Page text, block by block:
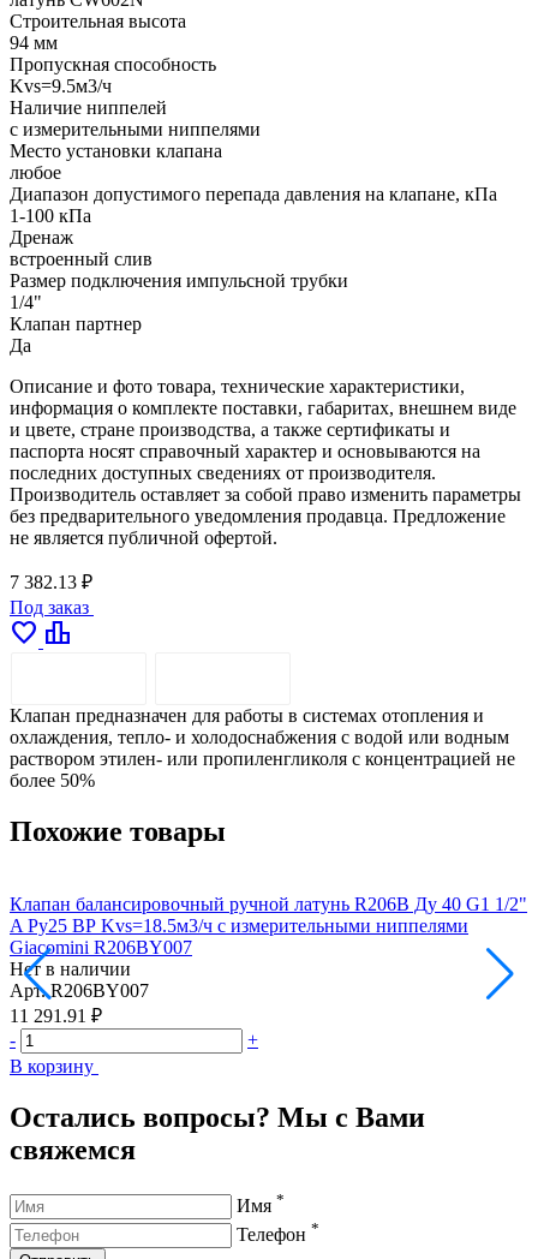
Строительная высота
94 мм
Пропускная способность
Kvs=9.5м3/ч
Наличие ниппелей
с измерительными ниппелями
Место установки клапана
любое
Диапазон допустимого перепада давления на клапане, кПа
1-100 кПа
Дренаж
встроенный слив
Размер подключения импульсной трубки
1/4"
Клапан партнер
Да
Описание и фото товара, технические характеристики,
информация о комплекте поставки, габаритах, внешнем виде
и цвете, стране производства, а также сертификаты и
паспорта носят справочный характер и основываются на
последних доступных сведениях от производителя.
Производитель оставляет за собой право изменить параметры
без предварительного уведомления продавца. Предложение
не является публичной офертой.
7 382.13 ₽
Под заказ
favorite leaderboard
Клапан предназначен для работы в системах отопления и
охлаждения, тепло- и холодоснабжения с водой или водным
раствором этилен- или пропиленгликоля с концентрацией не
более 50%
Похожие товары
Клапан балансировочный ручной латунь R206B Ду 40 G1 1/2"
A Ру25 ВР Kvs=18.5м3/ч с измерительными ниппелями
Giacomini R206BY007
Нет в наличии
Арт. R206BY007
11 291.91 ₽
-
+
В корзину
Остались вопросы? Мы с Вами
свяжемся
Имя *
Телефон *